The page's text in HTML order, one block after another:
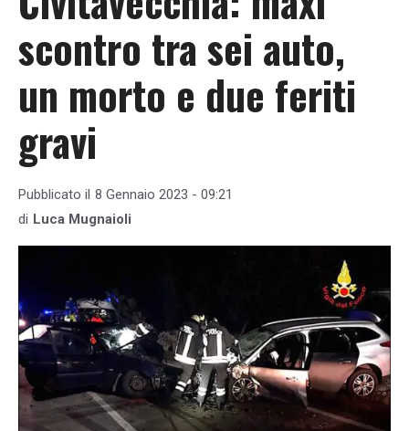
scontro tra sei auto,
un morto e due feriti
gravi
Pubblicato il 8 Gennaio 2023 - 09:21
di Luca Mugnaioli